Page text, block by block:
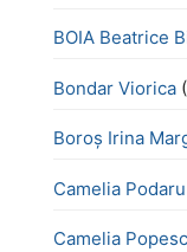
BOIA Beatrice
Bondar Viorica
Boroş Irina
Camelia Podaru
Camelia